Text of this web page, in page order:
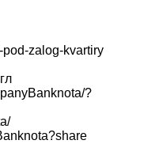
pod-zalog-kvartiry
?